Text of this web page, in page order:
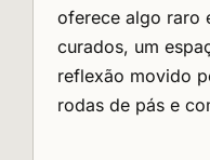
oferece algo raro
curados, um
reflexão movido
rodas de pás e